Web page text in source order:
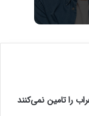
را تامین نمی‌کنند